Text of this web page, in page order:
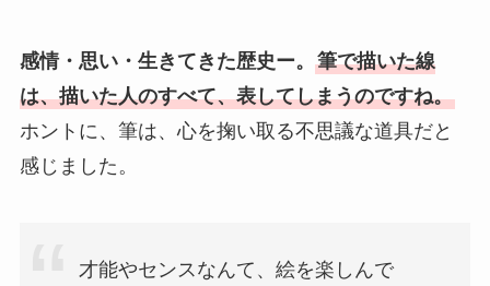
感情・思い・生きてきた歴史ー。 筆で描いた線
は、描いた人のすべて、表してしまうのですね。
ホントに、筆は、心を掬い取る不思議な道具だと
感じました。
才能やセンスなんて、絵を楽しんで